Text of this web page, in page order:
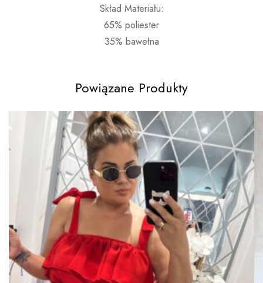
Skład Materiału:
65% poliester
35% bawełna
Powiązane Produkty